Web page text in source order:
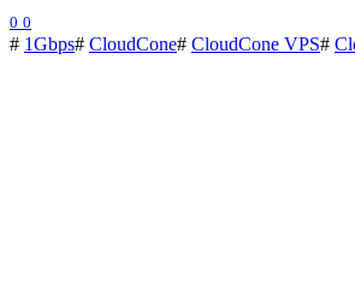
0 0
# 1Gbps# CloudCone# CloudCone VPS#